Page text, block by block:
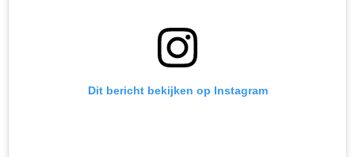
Dit bericht bekijken op Instagram